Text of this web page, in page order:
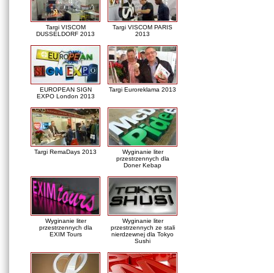
Targi VISCOM
DUSSELDORF 2013
Targi VISCOM PARIS
2013
EUROPEAN SIGN
EXPO London 2013
Targi Euroreklama 2013
Targi RemaDays 2013
Wyginanie liter
przestrzennych dla
Doner Kebap
Wyginanie liter
przestrzennych dla
EXIM Tours
Wyginanie liter
przestrzennych ze stali
nierdzewnej dla Tokyo
Sushi